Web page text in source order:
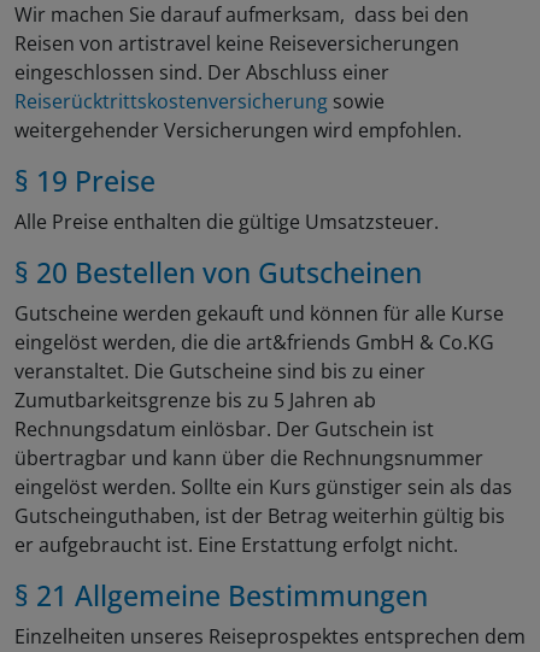
Wir machen Sie darauf aufmerksam, dass bei den
Reisen von artistravel keine Reiseversicherungen
eingeschlossen sind. Der Abschluss einer
Reiserücktrittskostenversicherung sowie
weitergehender Versicherungen wird empfohlen.
§ 19 Preise
Alle Preise enthalten die gültige Umsatzsteuer.
§ 20 Bestellen von Gutscheinen
Gutscheine werden gekauft und können für alle Kurse
eingelöst werden, die die art&friends GmbH & Co.KG
veranstaltet. Die Gutscheine sind bis zu einer
Zumutbarkeitsgrenze bis zu 5 Jahren ab
Rechnungsdatum einlösbar. Der Gutschein ist
übertragbar und kann über die Rechnungsnummer
eingelöst werden. Sollte ein Kurs günstiger sein als das
Gutscheinguthaben, ist der Betrag weiterhin gültig bis
er aufgebraucht ist. Eine Erstattung erfolgt nicht.
§ 21 Allgemeine Bestimmungen
Einzelheiten unseres Reiseprospektes entsprechen dem